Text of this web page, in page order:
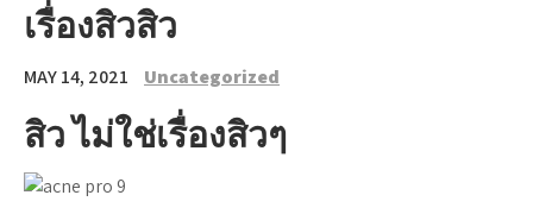
เรื่องสิวสิว
MAY 14, 2021 Uncategorized
สิว ไม่ใช่เรื่องสิวๆ